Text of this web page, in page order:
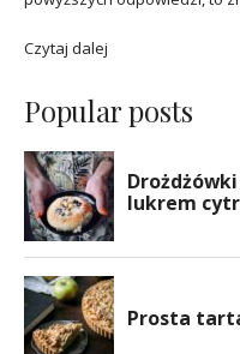
Czytaj dalej
Popular posts